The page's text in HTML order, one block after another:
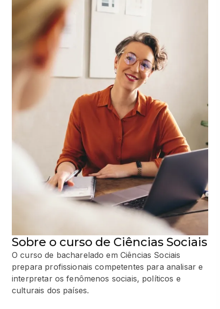
Sobre o curso de Ciências Sociais
O curso de bacharelado em Ciências Sociais
prepara profissionais competentes para analisar e
interpretar os fenômenos sociais, políticos e
culturais dos países.